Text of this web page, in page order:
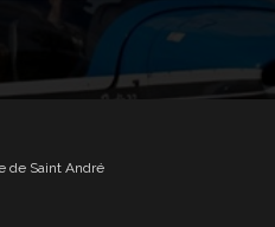
de Saint André